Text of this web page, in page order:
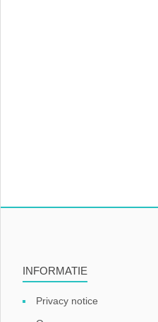
INFORMATIE
Privacy notice